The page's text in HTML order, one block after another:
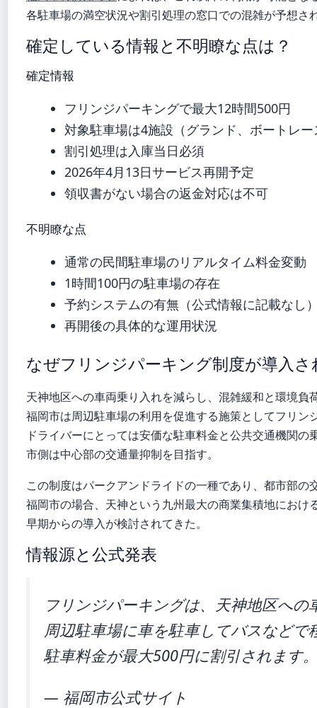
各駐車場の満空状況や割引処理の窓口での混雑が予想さ
確定している情報と不明瞭な点は？
確定情報
フリンジパーキングで最大12時間500円
対象駐車場は4施設（グランド、ボートレ
割引処理は入庫当日必須
2026年4月13日サービス再開予定
領収書がない場合の返金対応は不可
不明瞭な点
通常の民間駐車場のリアルタイム料金変動
1時間100円の駐車場の存在
予約システムの有無（公式情報に記載なし
再開後の具体的な運用状況
なぜフリンジパーキング制度が導入さ
天神地区への車両乗り入れを減らし、混雑緩和と環境負
福岡市は周辺駐車場の利用を促進する施策としてフリン
ドライバーにとっては安価な駐車料金と公共交通機関
市側は中心部の交通量抑制を目指す。
この制度はパークアンドライドの一種であり、都市部
福岡市の場合、天神という九州最大の商業集積地におけ
早期からの導入が検討されてきた。
情報源と公式発表
フリンジパーキングは、天神地区へ
周辺駐車場に車を駐車してバスなどで
駐車料金が最大500円に割引されます
— 福岡市公式サイト